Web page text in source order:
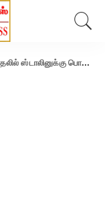
மக்கள் தோல்வியை பரிசளிப்பார்கள்: எடப்பாடி பழனிச்சாமி..!